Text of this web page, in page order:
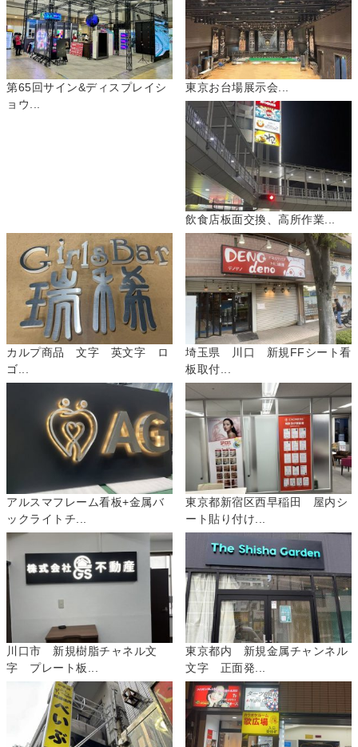
第65回サイン&ディスプレイシ
ョウ...
東京お台場展示会...
飲食店板面交換、高所作業...
カルプ商品 文字 英文字 ロ
ゴ...
埼玉県 川口 新規FFシート看
板取付...
アルスマフレーム看板+金属バ
ックライトチ...
東京都新宿区西早稲田 屋内シ
ート貼り付け...
川口市 新規樹脂チャネル文
字 プレート板...
東京都内 新規金属チャンネル
文字 正面発...